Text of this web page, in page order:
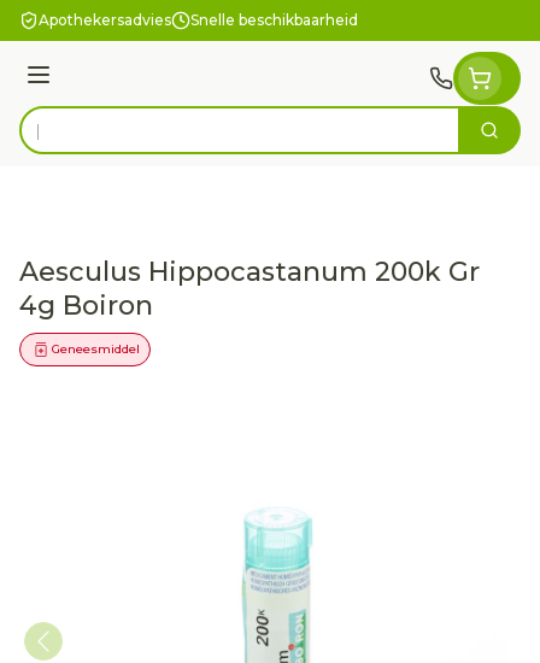
Ga naar de inhoud
Apothekersadvies Snelle beschikbaarheid
Menu
Product, merk, categorie... Zoek
Aesculus Hippocastanum 200k Gr
4g Boiron
Geneesmiddel